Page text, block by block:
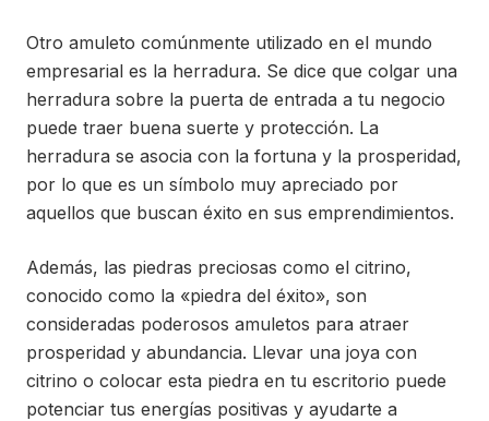
Otro amuleto comúnmente utilizado en el mundo
empresarial es la herradura. Se dice que colgar una
herradura sobre la puerta de entrada a tu negocio
puede traer buena suerte y protección. La
herradura se asocia con la fortuna y la prosperidad,
por lo que es un símbolo muy apreciado por
aquellos que buscan éxito en sus emprendimientos.
Además, las piedras preciosas como el citrino,
conocido como la «piedra del éxito», son
consideradas poderosos amuletos para atraer
prosperidad y abundancia. Llevar una joya con
citrino o colocar esta piedra en tu escritorio puede
potenciar tus energías positivas y ayudarte a